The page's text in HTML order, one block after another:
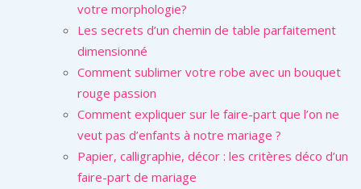
votre morphologie?
Les secrets d’un chemin de table parfaitement
dimensionné
Comment sublimer votre robe avec un bouquet
rouge passion
Comment expliquer sur le faire-part que l’on ne
veut pas d’enfants à notre mariage ?
Papier, calligraphie, décor : les critères déco d’un
faire-part de mariage